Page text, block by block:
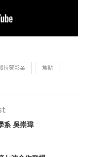
拉蒙影業 焦點
系 吳崇瑋